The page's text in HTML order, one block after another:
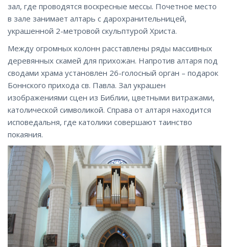
зал, где проводятся воскресные мессы. Почетное место
в зале занимает алтарь с дарохранительницей,
украшенной 2-метровой скульптурой Христа.
Между огромных колонн расставлены ряды массивных
деревянных скамей для прихожан. Напротив алтаря под
сводами храма установлен 26-голосный орган – подарок
Боннского прихода св. Павла. Зал украшен
изображениями сцен из Библии, цветными витражами,
католической символикой. Справа от алтаря находится
исповедальня, где католики совершают таинство
покаяния.